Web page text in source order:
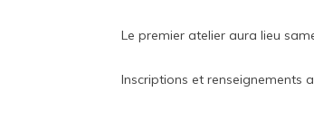
Le premier atelier aura lieu
Inscriptions et renseignements